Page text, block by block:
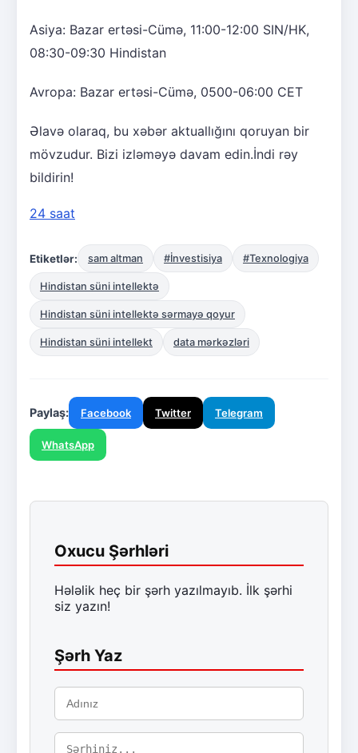
Asiya: Bazar ertəsi-Cümə, 11:00-12:00 SIN/HK,
08:30-09:30 Hindistan
Avropa: Bazar ertəsi-Cümə, 0500-06:00 CET
Əlavə olaraq, bu xəbər aktuallığını qoruyan bir
mövzudur. Bizi izləməyə davam edin.İndi rəy
bildirin!
24 saat
Etiketlər: sam altman #İnvestisiya #Texnologiya
Hindistan süni intellektə
Hindistan süni intellektə sərmayə qoyur
Hindistan süni intellekt data mərkəzləri
Paylaş: Facebook Twitter Telegram
WhatsApp
Oxucu Şərhləri
Hələlik heç bir şərh yazılmayıb. İlk şərhi
siz yazın!
Şərh Yaz